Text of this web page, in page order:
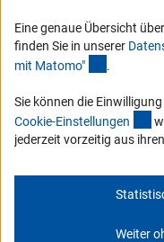
Datenschutz
Service
Eine genaue Übersicht
finden Sie in unserer
mit Matomo" .
Sie können die
Cookie-Einstellungen
jederzeit vorzeitig aus
Weiter